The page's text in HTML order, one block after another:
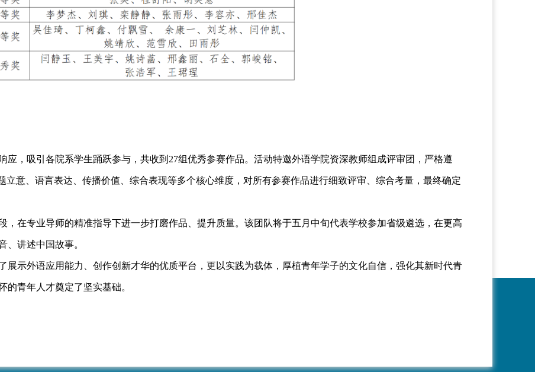
，吸引各院系学生踊跃参与，共收到27组优秀参赛作品。活动特邀外语学院资深教师组成评审团，严格遵
立意、语言表达、传播价值、综合表现等多个核心维度，对所有参赛作品进行细致评审、综合考量，最终确定
在专业导师的精准指导下进一步打磨作品、提升质量。该团队将于五月中旬代表学校参加省级遴选，在更高
、讲述中国故事。
示外语应用能力、创作创新才华的优质平台，更以实践为载体，厚植青年学子的文化自信，强化其新时代青
的青年人才奠定了坚实基础。